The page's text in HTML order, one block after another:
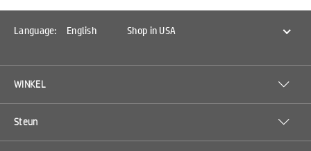
Language: English Shop in USA
WINKEL
Steun